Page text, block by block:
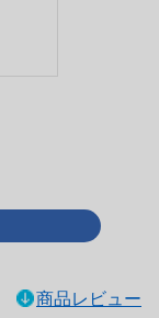
商品レビュー